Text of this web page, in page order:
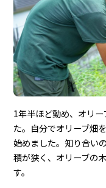
1年半ほど勤め、オリ
た。自分でオリーブ畑
始めました。知り合い
積が狭く、オリーブの
す。